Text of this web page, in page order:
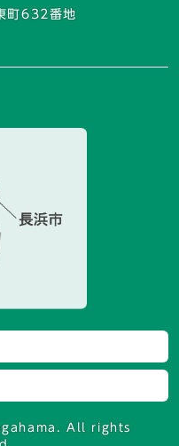
町632番地
All rights